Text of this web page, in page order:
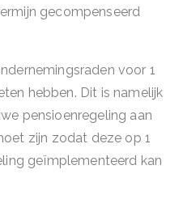
gecompenseerd
voor 1
hebben. Dit is namelijk
pensioenregeling aan
zijn zodat deze op 1
geïmplementeerd kan